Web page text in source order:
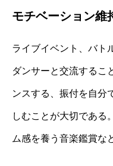
モチベーション維
ライブイベント、バト
ダンサーと交流するこ
ンスする、振付を自分
しむことが大切である
ム感を養う音楽鑑賞な